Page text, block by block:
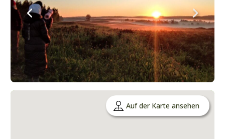
Auf der Karte ansehen